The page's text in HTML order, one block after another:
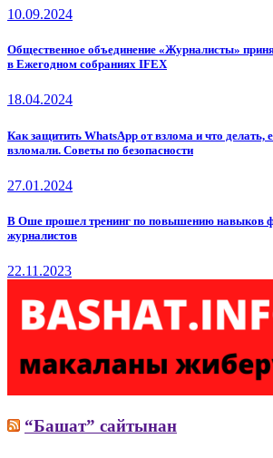
10.09.2024
Общественное объединение «Журналисты»
в Ежегодном собраниях IFEX
18.04.2024
Как защитить WhatsApp от взлома и что делать,
взломали. Советы по безопасности
27.01.2024
В Оше прошел тренинг по повышению навыков
журналистов
22.11.2023
“Башат” сайтынан